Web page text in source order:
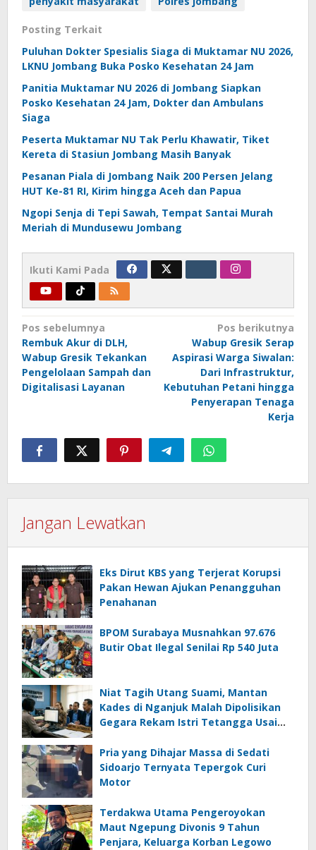
Posting Terkait
Puluhan Dokter Spesialis Siaga di Muktamar NU 2026,
LKNU Jombang Buka Posko Kesehatan 24 Jam
Panitia Muktamar NU 2026 di Jombang Siapkan
Posko Kesehatan 24 Jam, Dokter dan Ambulans
Siaga
Peserta Muktamar NU Tak Perlu Khawatir, Tiket
Kereta di Stasiun Jombang Masih Banyak
Pesanan Piala di Jombang Naik 200 Persen Jelang
HUT Ke-81 RI, Kirim hingga Aceh dan Papua
Ngopi Senja di Tepi Sawah, Tempat Santai Murah
Meriah di Mundusewu Jombang
Ikuti Kami Pada
Navigasi
pos
Pos sebelumnya
Rembuk Akur di DLH,
Wabup Gresik Tekankan
Pengelolaan Sampah dan
Digitalisasi Layanan
Pos berikutnya
Wabup Gresik Serap
Aspirasi Warga Siwalan:
Dari Infrastruktur,
Kebutuhan Petani hingga
Penyerapan Tenaga
Kerja
Jangan Lewatkan
Eks Dirut KBS yang Terjerat Korupsi
Pakan Hewan Ajukan Penangguhan
Penahanan
BPOM Surabaya Musnahkan 97.676
Butir Obat Ilegal Senilai Rp 540 Juta
Niat Tagih Utang Suami, Mantan
Kades di Nganjuk Malah Dipolisikan
Gegara Rekam Istri Tetangga Usai
Pria yang Dihajar Massa di Sedati
Sidoarjo Ternyata Tepergok Curi
Motor
Terdakwa Utama Pengeroyokan
Maut Ngepung Divonis 9 Tahun
Penjara, Keluarga Korban Legowo